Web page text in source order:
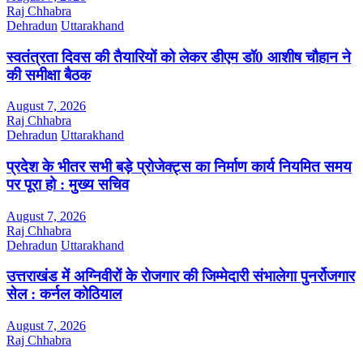
Raj Chhabra
Dehradun Uttarakhand
स्वतंत्रता दिवस की तैयारियों को लेकर डीएम डॉ0 आशीष चौहान ने
की समीक्षा बैठक
August 7, 2026
Raj Chhabra
Dehradun Uttarakhand
प्रदेश के भीतर सभी बड़े प्रोजेक्ट्स का निर्माण कार्य नियमित समय
पर पूरा हो : मुख्य सचिव
August 7, 2026
Raj Chhabra
Dehradun Uttarakhand
उत्तराखंड में अग्निवीरों के रोजगार की जिम्मेदारी संभालेगा पुनर्रोजगार
सेल : कर्नल कोठियाल
August 7, 2026
Raj Chhabra